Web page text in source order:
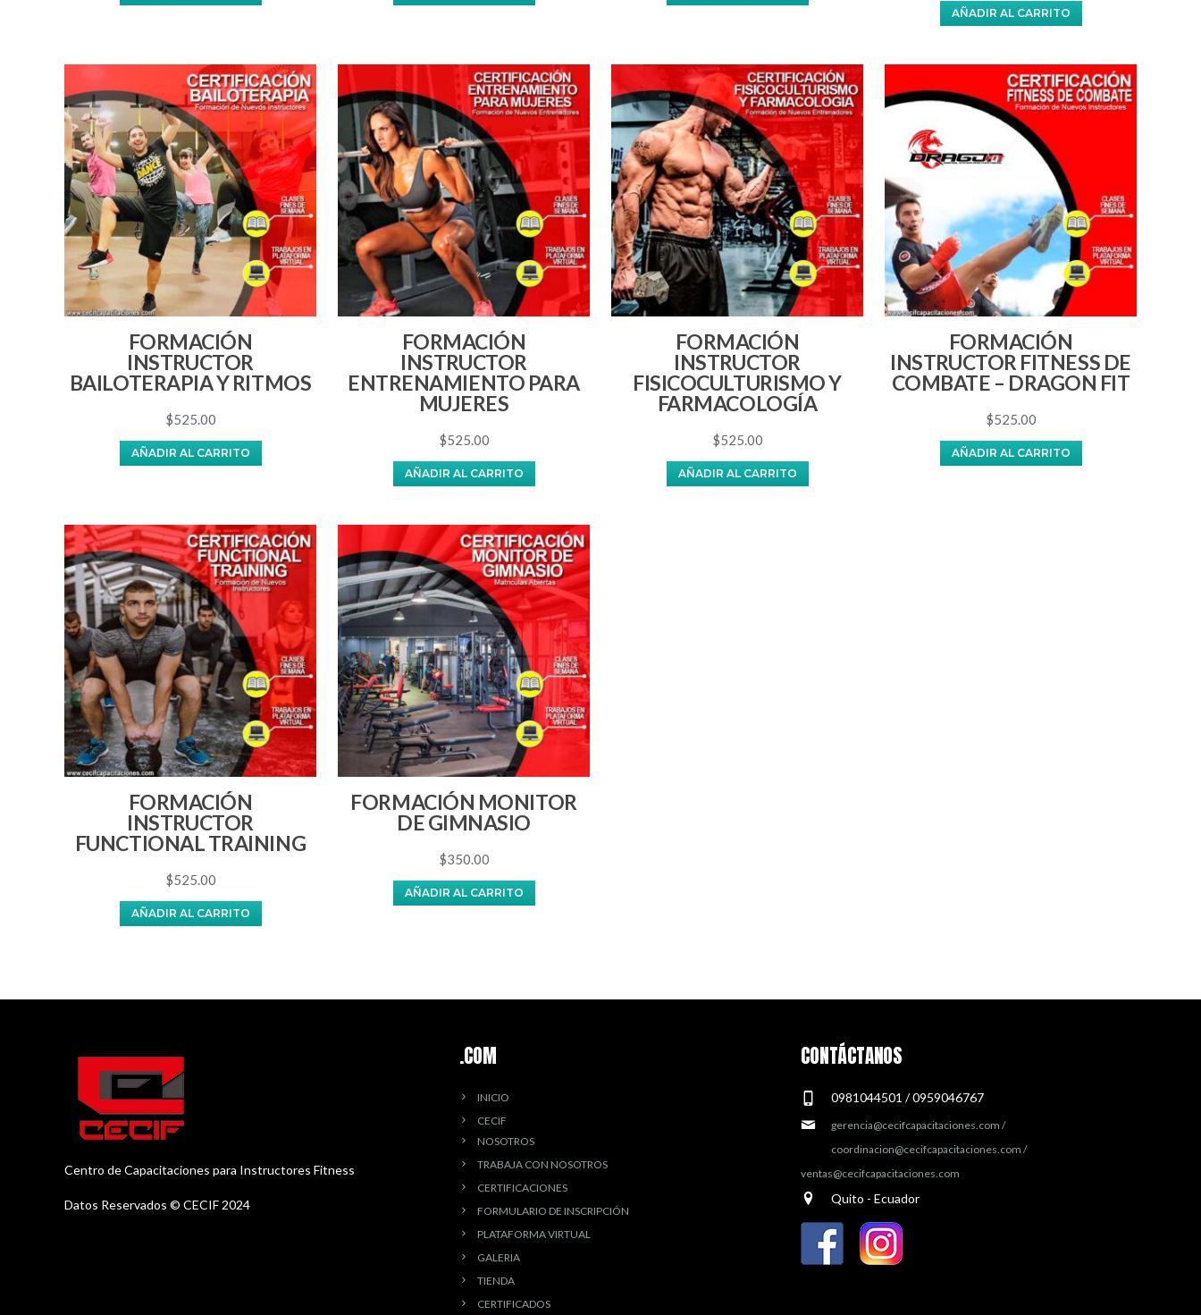
AÑADIR AL CARRITO
FORMACIÓN
INSTRUCTOR
BAILOTERAPIA Y RITMOS
$525.00
AÑADIR AL CARRITO
FORMACIÓN
INSTRUCTOR
ENTRENAMIENTO PARA
MUJERES
$525.00
AÑADIR AL CARRITO
FORMACIÓN
INSTRUCTOR
FISICOCULTURISMO Y
FARMACOLOGÍA
$525.00
AÑADIR AL CARRITO
FORMACIÓN
INSTRUCTOR FITNESS DE
COMBATE – DRAGON FIT
$525.00
AÑADIR AL CARRITO
FORMACIÓN
INSTRUCTOR
FUNCTIONAL TRAINING
$525.00
AÑADIR AL CARRITO
FORMACIÓN MONITOR
DE GIMNASIO
$350.00
AÑADIR AL CARRITO
Centro de Capacitaciones para Instructores Fitness
Datos Reservados © CECIF 2024
.COM
INICIO
CECIF
NOSOTROS
TRABAJA CON NOSOTROS
CERTIFICACIONES
FORMULARIO DE INSCRIPCIÓN
PLATAFORMA VIRTUAL
GALERIA
TIENDA
CERTIFICADOS
CONTÁCTANOS
0981044501 / 0959046767
gerencia@cecifcapacitaciones.com /
coordinacion@cecifcapacitaciones.com /
ventas@cecifcapacitaciones.com
Quito - Ecuador